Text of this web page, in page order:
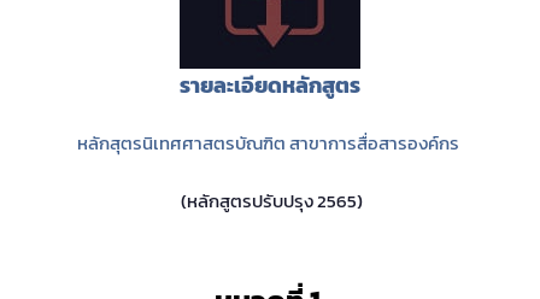
รายละเอียดหลักสูตร
หลักสุตรนิเทศศาสตรบัณฑิต สาขาการสื่อสารองค์กร
(หลักสูตรปรับปรุง 2565)